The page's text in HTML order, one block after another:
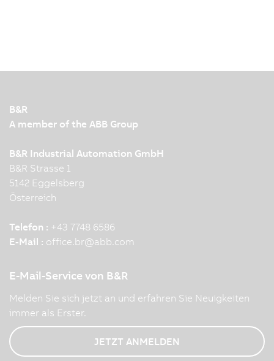
B&R
A member of the ABB Group
B&R Industrial Automation GmbH
B&R Strasse 1
5142 Eggelsberg
Österreich
Telefon : +43 7748 6586
E-Mail : office.br@abb.com
E-Mail-Service von B&R
Melden Sie sich jetzt an und erfahren Sie Neuigkeiten
immer als Erster.
JETZT ANMELDEN